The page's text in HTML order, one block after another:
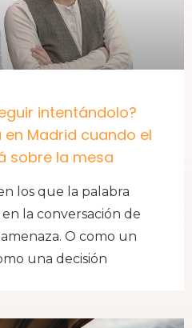
intentándolo?
Madrid cuando el
sobre la mesa
los que la palabra
en la conversación de
O como un
una decisión